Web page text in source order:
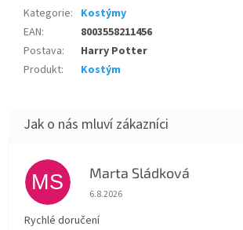
Kategorie: Kostýmy
EAN:
8003558211456
Postava:
Harry Potter
Produkt: Kostým
MS Marta Sládková
Hodnocení obchodu je 5 z 5
6.8.2026
Rychlé doručení